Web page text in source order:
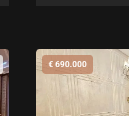
690.000 €